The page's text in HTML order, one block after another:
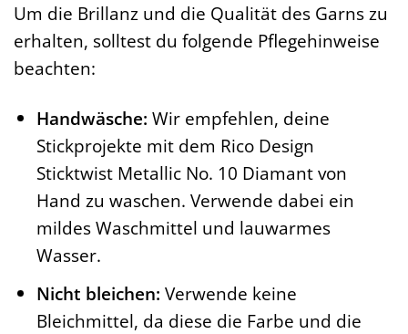
Um die Brillanz und die Qualität des Garns zu
erhalten, solltest du folgende Pflegehinweise
beachten:
Handwäsche: Wir empfehlen, deine
Stickprojekte mit dem Rico Design
Sticktwist Metallic No. 10 Diamant von
Hand zu waschen. Verwende dabei ein
mildes Waschmittel und lauwarmes
Wasser.
Nicht bleichen: Verwende keine
Bleichmittel, da diese die Farbe und die